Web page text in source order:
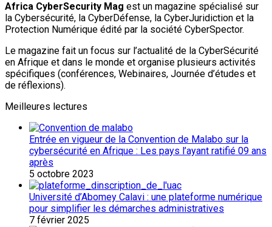
Africa CyberSecurity Mag est un magazine spécialisé sur
la Cybersécurité, la CyberDéfense, la CyberJuridiction et la
Protection Numérique édité par la société CyberSpector.
Le magazine fait un focus sur l’actualité de la CyberSécurité
en Afrique et dans le monde et organise plusieurs activités
spécifiques (conférences, Webinaires, Journée d’études et
de réflexions).
Meilleures lectures
Entrée en vigueur de la Convention de Malabo sur la
cybersécurité en Afrique : Les pays l’ayant ratifié 09 ans
après
5 octobre 2023
Université d’Abomey Calavi : une plateforme numérique
pour simplifier les démarches administratives
7 février 2025